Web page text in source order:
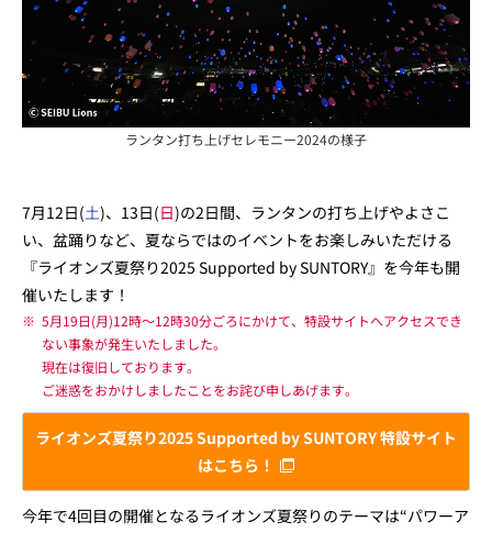
ランタン打ち上げセレモニー2024の様子
7月12日(土)、13日(日)の2日間、ランタンの打ち上げやよさこ
い、盆踊りなど、夏ならではのイベントをお楽しみいただける
『ライオンズ夏祭り2025 Supported by SUNTORY』を今年も開
催いたします！
※ 5月19日(月)12時～12時30分ごろにかけて、特設サイトへアクセスでき
ない事象が発生いたしました。
現在は復旧しております。
ご迷惑をおかけしましたことをお詫び申しあげます。
ライオンズ夏祭り2025 Supported by SUNTORY 特設サイト
はこちら！
今年で4回目の開催となるライオンズ夏祭りのテーマは“パワーア